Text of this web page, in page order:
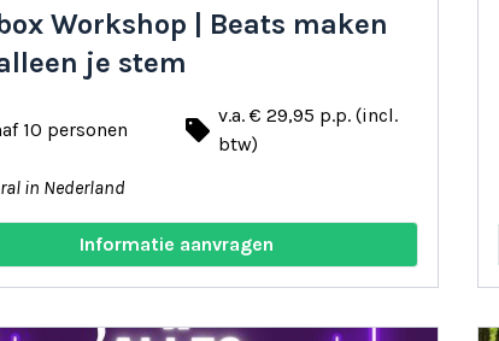
Workshop | Beats maken
je stem
10 personen local_offer v.a. € 29,95 p.p. (incl.
btw)
in Nederland
Informatie aanvragen